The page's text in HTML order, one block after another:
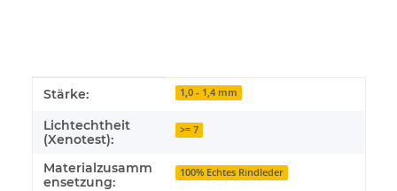
Produkteigenschaft
Wert
Stärke: 1,0 - 1,4 mm
Lichtechtheit
(Xenotest):
>= 7
Materialzusamm
ensetzung:
100% Echtes Rindleder